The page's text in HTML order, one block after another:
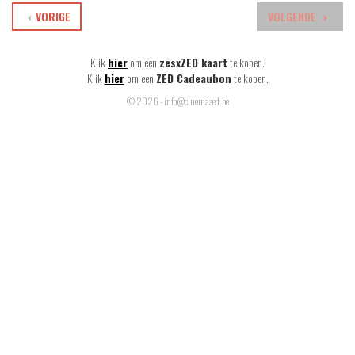
VOLGENDE
VORIGE
Klikhierom een zesxZED kaartte kopen.
Klik hier om een ZED Cadeaubonte kopen.
© 2026 - info@cinemazed.be